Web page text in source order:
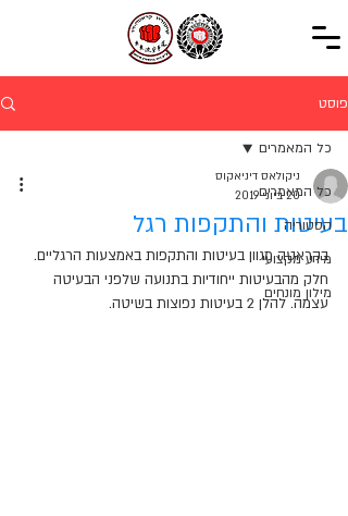
פוסט
כל המאמרים
הסטוריה
מידע מקצועי
מילון מונחים
כל המאמרים
בעיטות והתקפות רגל
ניקולאס דיניאקוס
20 ביוני 2019
בקראטה מגוון בעיטות והתקפות באמצעות הרגליים.
חלק מהבעיטות ייחודיות בתנועה שלפני הבעיטה
עצמה. להלן 2 בעיטות נפוצות בשיטה.